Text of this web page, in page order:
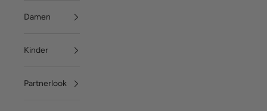
Damen
Kinder
Partnerlook